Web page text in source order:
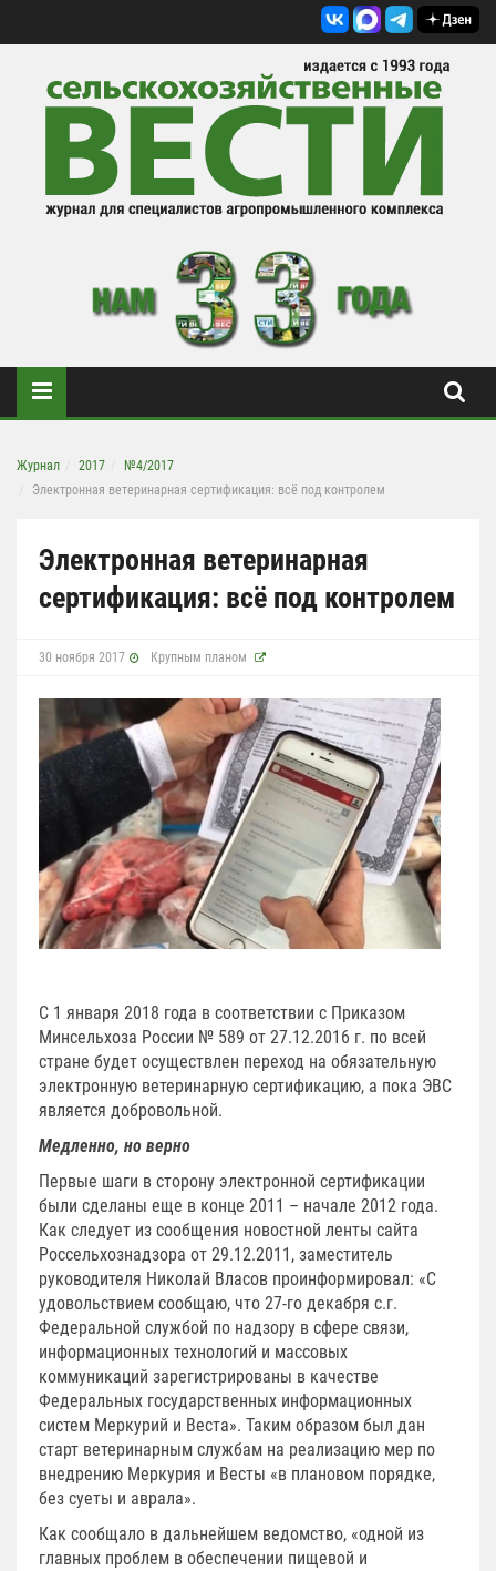
Журнал 2017
№4/2017
Электронная ветеринарная сертификация: всё под контролем
Электронная ветеринарная
сертификация: всё под контролем
30 ноября 2017 Крупным планом
С 1 января 2018 года в соответствии с Приказом
Минсельхоза России № 589 от 27.12.2016 г. по всей
стране будет осуществлен переход на обязательную
электронную ветеринарную сертификацию, а пока ЭВС
является добровольной.
Медленно, но верно
Первые шаги в сторону электронной сертификации
были сделаны еще в конце 2011 – начале 2012 года.
Как следует из сообщения новостной ленты сайта
Россельхознадзора от 29.12.2011, заместитель
руководителя Николай Власов проинформировал: «С
удовольствием сообщаю, что 27-го декабря с.г.
Федеральной службой по надзору в сфере связи,
информационных технологий и массовых
коммуникаций зарегистрированы в качестве
Федеральных государственных информационных
систем Меркурий и Веста». Таким образом был дан
старт ветеринарным службам на реализацию мер по
внедрению Меркурия и Весты «в плановом порядке,
без суеты и аврала».
Как сообщало в дальнейшем ведомство, «одной из
главных проблем в обеспечении пищевой и